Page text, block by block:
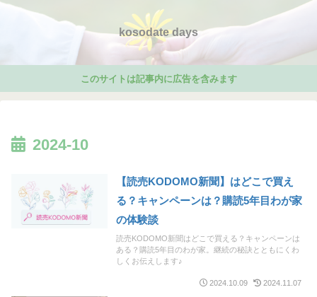
kosodate days
このサイトは記事内に広告を含みます
2024-10
【読売KODOMO新聞】はどこで買え
る？キャンペーンは？購読5年目わが家
の体験談
読売KODOMO新聞はどこで買える？キャンペーンは
ある？購読5年目のわが家。継続の秘訣とともにくわ
しくお伝えします♪
2024.10.09 2024.11.07